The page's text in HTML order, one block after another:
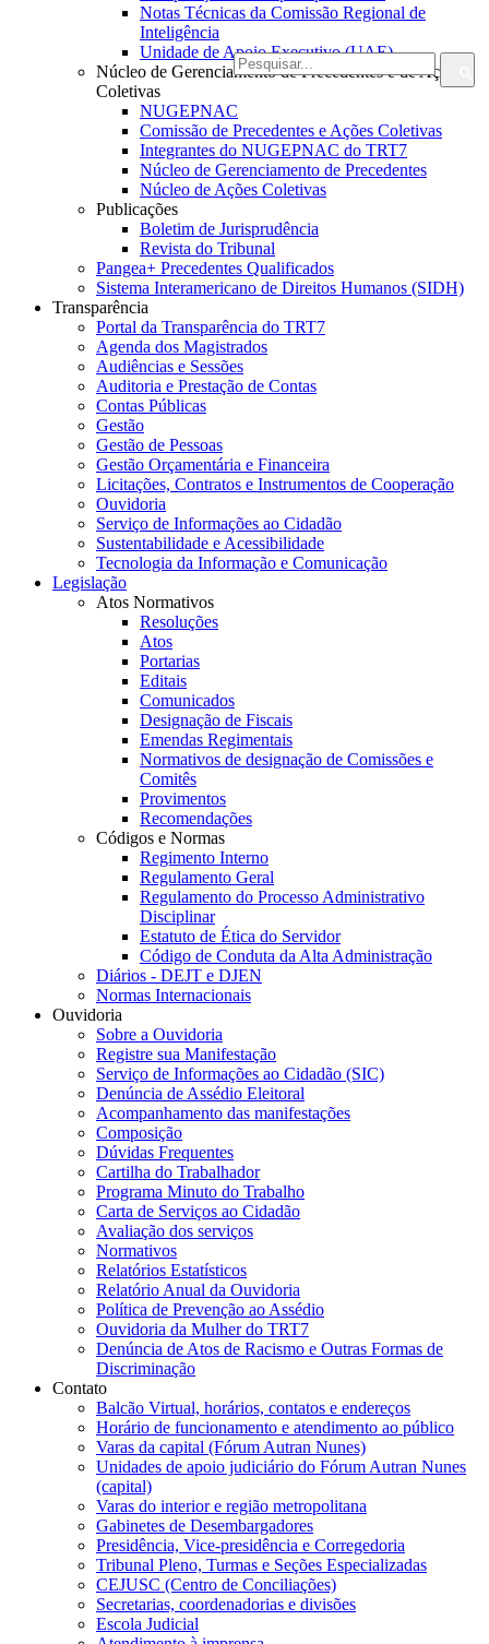
Notas Técnicas da Comissão Regional de
Inteligência
Unidade de Apoio Executivo (UAE)
Núcleo de Gerenciamento de Precedentes e de Ações
Coletivas
NUGEPNAC
Comissão de Precedentes e Ações Coletivas
Integrantes do NUGEPNAC do TRT7
Núcleo de Gerenciamento de Precedentes
Núcleo de Ações Coletivas
Publicações
Boletim de Jurisprudência
Revista do Tribunal
Pangea+ Precedentes Qualificados
Sistema Interamericano de Direitos Humanos (SIDH)
Transparência
Portal da Transparência do TRT7
Agenda dos Magistrados
Audiências e Sessões
Auditoria e Prestação de Contas
Contas Públicas
Gestão
Gestão de Pessoas
Gestão Orçamentária e Financeira
Licitações, Contratos e Instrumentos de Cooperação
Ouvidoria
Serviço de Informações ao Cidadão
Sustentabilidade e Acessibilidade
Tecnologia da Informação e Comunicação
Legislação
Atos Normativos
Resoluções
Atos
Portarias
Editais
Comunicados
Designação de Fiscais
Emendas Regimentais
Normativos de designação de Comissões e
Comitês
Provimentos
Recomendações
Códigos e Normas
Regimento Interno
Regulamento Geral
Regulamento do Processo Administrativo
Disciplinar
Estatuto de Ética do Servidor
Código de Conduta da Alta Administração
Diários - DEJT e DJEN
Normas Internacionais
Ouvidoria
Sobre a Ouvidoria
Registre sua Manifestação
Serviço de Informações ao Cidadão (SIC)
Denúncia de Assédio Eleitoral
Acompanhamento das manifestações
Composição
Dúvidas Frequentes
Cartilha do Trabalhador
Programa Minuto do Trabalho
Carta de Serviços ao Cidadão
Avaliação dos serviços
Normativos
Relatórios Estatísticos
Relatório Anual da Ouvidoria
Política de Prevenção ao Assédio
Ouvidoria da Mulher do TRT7
Denúncia de Atos de Racismo e Outras Formas de
Discriminação
Contato
Balcão Virtual, horários, contatos e endereços
Horário de funcionamento e atendimento ao público
Varas da capital (Fórum Autran Nunes)
Unidades de apoio judiciário do Fórum Autran Nunes
(capital)
Varas do interior e região metropolitana
Gabinetes de Desembargadores
Presidência, Vice-presidência e Corregedoria
Tribunal Pleno, Turmas e Seções Especializadas
CEJUSC (Centro de Conciliações)
Secretarias, coordenadorias e divisões
Escola Judicial